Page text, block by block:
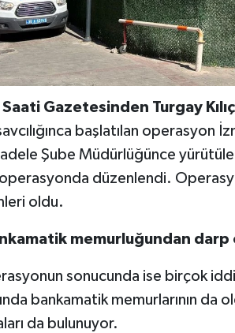
Saati Gazetesinden Turgay
başlatılan operasyon
Şube Müdürlüğünce
düzenlendi.
oldu.
memurluğundan darp
sonucunda ise birçok
bankamatik memurlarının da
da bulunuyor.